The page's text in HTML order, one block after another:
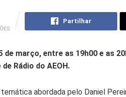
Partilhar
de março, entre as 19h00 e as
Rádio do AEOH.
abordada pelo Daniel